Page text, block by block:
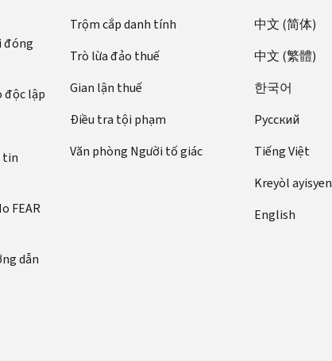
đóng
độc lập
tin
FEAR
dẫn
Trộm cắp danh tính
Trò lừa đảo thuế
Gian lận thuế
Điều tra tội phạm
Văn phòng Người tố giác
中文 (简体)
中文 (繁體)
한국어
Pусский
Tiếng Việt
Kreyòl ayisyen
English